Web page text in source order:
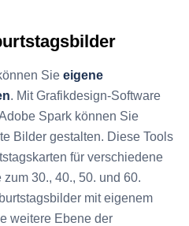
Sie eigene
. Mit Grafikdesign-Software
Spark können Sie
Bilder gestalten. Diese Tools
für verschiedene
30., 40., 50. und 60.
mit eigenem
weitere Ebene der